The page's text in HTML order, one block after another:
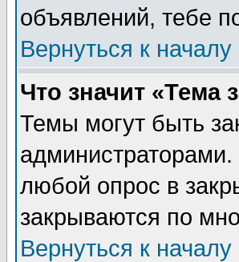
объявлений, тебе
Вернуться к началу
Что значит «Тема
Темы могут быть
любой опрос в
закрываются по
Вернуться к началу